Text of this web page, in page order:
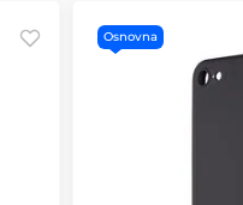
Osnovna